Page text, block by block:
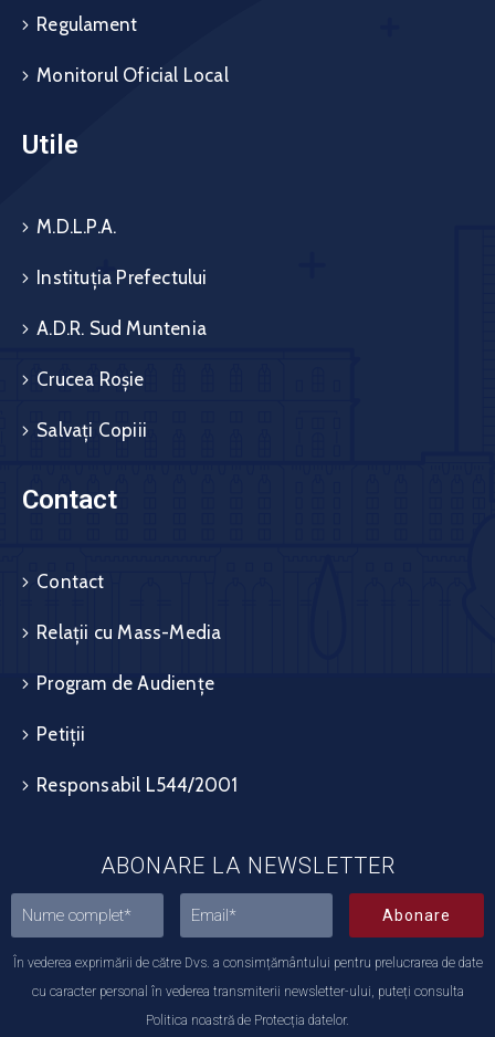
Regulament
Monitorul Oficial Local
Utile
M.D.L.P.A.
Instituția Prefectului
A.D.R. Sud Muntenia
Crucea Roșie
Salvați Copiii
Contact
Contact
Relații cu Mass-Media
Program de Audiențe
Petiții
Responsabil L544/2001
ABONARE LA NEWSLETTER
Abonare
În vederea exprimării de către Dvs. a consimțământului pentru prelucrarea de date
cu caracter personal în vederea transmiterii newsletter-ului, puteți consulta
Politica noastră de Protecția datelor.